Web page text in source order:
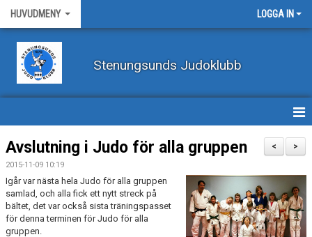
HUVUDMENY LOGGA IN
Stenungsunds Judoklubb
HEM
FÖRBUNDSNYHETER
BILDER
BÖRJA TRÄNA JUDO
>
<
Avslutning i Judo för alla gruppen
2015-11-09 10:19
Igår var nästa hela Judo för alla gruppen
samlad, och alla fick ett nytt streck på
bältet, det var också sista träningspasset
för denna terminen för Judo för alla
gruppen.